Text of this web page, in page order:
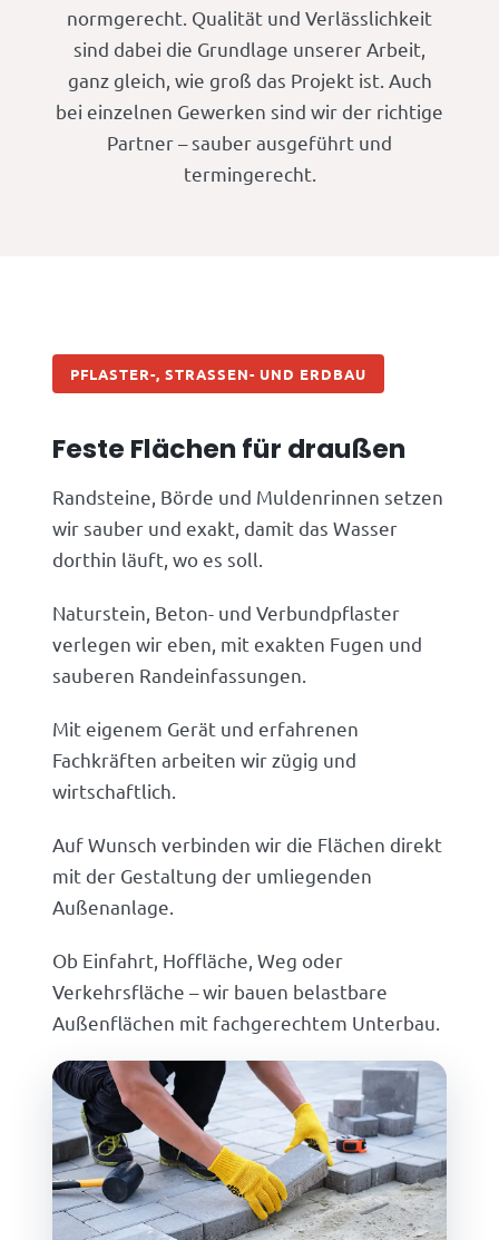
normgerecht. Qualität und Verlässlichkeit
sind dabei die Grundlage unserer Arbeit,
ganz gleich, wie groß das Projekt ist. Auch
bei einzelnen Gewerken sind wir der richtige
Partner – sauber ausgeführt und
termingerecht.
PFLASTER-, STRASSEN- UND ERDBAU
Feste Flächen für draußen
Randsteine, Börde und Muldenrinnen setzen
wir sauber und exakt, damit das Wasser
dorthin läuft, wo es soll.
Naturstein, Beton- und Verbundpflaster
verlegen wir eben, mit exakten Fugen und
sauberen Randeinfassungen.
Mit eigenem Gerät und erfahrenen
Fachkräften arbeiten wir zügig und
wirtschaftlich.
Auf Wunsch verbinden wir die Flächen direkt
mit der Gestaltung der umliegenden
Außenanlage.
Ob Einfahrt, Hoffläche, Weg oder
Verkehrsfläche – wir bauen belastbare
Außenflächen mit fachgerechtem Unterbau.